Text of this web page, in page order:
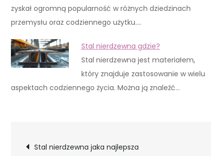
zyskał ogromną popularność w różnych dziedzinach
przemysłu oraz codziennego użytku.…
Stal nierdzewna gdzie?
Stal nierdzewna jest materiałem,
który znajduje zastosowanie w wielu
aspektach codziennego życia. Można ją znaleźć…
Nawigacja
Stal nierdzewna jaka najlepsza